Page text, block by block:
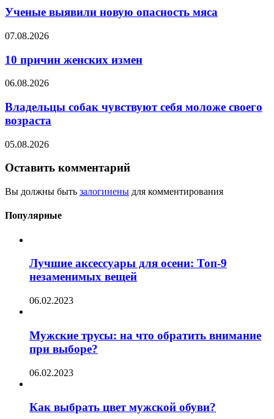
Ученые выявили новую опасность мяса
07.08.2026
10 причин женских измен
06.08.2026
Владельцы собак чувствуют себя моложе своего
возраста
05.08.2026
Оставить комментарий
Вы должны быть залогинены для комментирования
Популярные
Лучшие аксессуары для осени: Топ-9
незаменимых вещей
06.02.2023
Мужские трусы: на что обратить внимание
при выборе?
06.02.2023
Как выбрать цвет мужской обуви?